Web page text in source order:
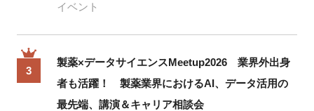
イベント
3
製薬×データサイエンスMeetup2026 業界外出身
者も活躍！ 製薬業界におけるAI、データ活用の
最先端、講演＆キャリア相談会